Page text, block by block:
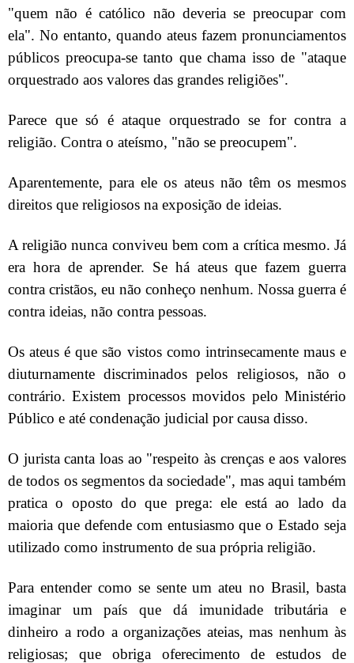
"quem não é católico não deveria se preocupar com
ela". No entanto, quando ateus fazem pronunciamentos
públicos preocupa-se tanto que chama isso de "ataque
orquestrado aos valores das grandes religiões".
Parece que só é ataque orquestrado se for contra a
religião. Contra o ateísmo, "não se preocupem".
Aparentemente, para ele os ateus não têm os mesmos
direitos que religiosos na exposição de ideias.
A religião nunca conviveu bem com a crítica mesmo. Já
era hora de aprender. Se há ateus que fazem guerra
contra cristãos, eu não conheço nenhum. Nossa guerra é
contra ideias, não contra pessoas.
Os ateus é que são vistos como intrinsecamente maus e
diuturnamente discriminados pelos religiosos, não o
contrário. Existem processos movidos pelo Ministério
Público e até condenação judicial por causa disso.
O jurista canta loas ao "respeito às crenças e aos valores
de todos os segmentos da sociedade", mas aqui também
pratica o oposto do que prega: ele está ao lado da
maioria que defende com entusiasmo que o Estado seja
utilizado como instrumento de sua própria religião.
Para entender como se sente um ateu no Brasil, basta
imaginar um país que dá imunidade tributária e
dinheiro a rodo a organizações ateias, mas nenhum às
religiosas; que obriga oferecimento de estudos de